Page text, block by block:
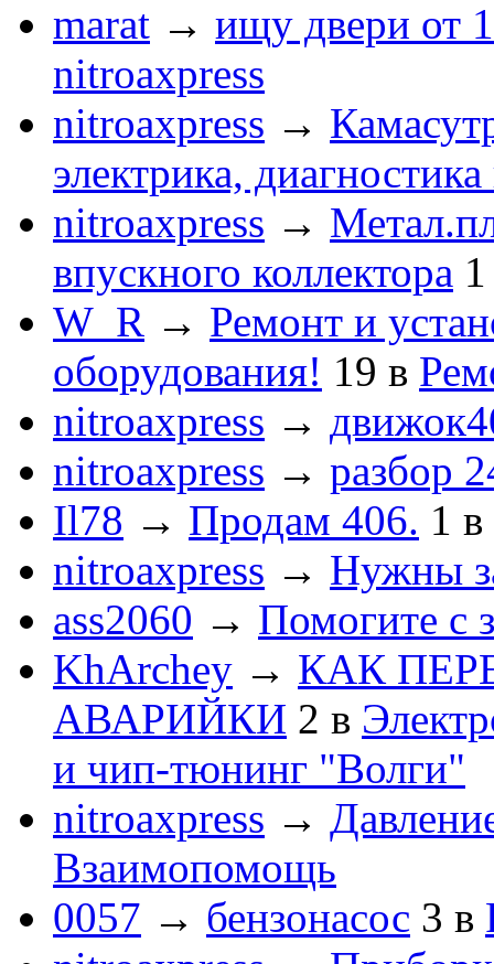
marat → ищу двери от
nitroaxpress
nitroaxpress →
электрика,
nitroaxpress →
впускного коллектора 1
W_R → Ремонт и
оборудования! 19 в
nitroaxpress →
nitroaxpress → разбор
Il78 → Продам 406. 1 в
nitroaxpress → Нужны
ass2060 → Помогите с
KhArchey → КАК
АВАРИЙКИ 2 в
и чип-тюнинг "Волги"
nitroaxpress →
Взаимопомощь
0057 → бензонасос 3 в